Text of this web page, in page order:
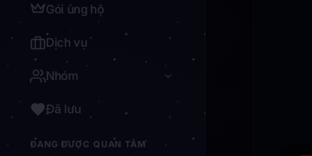
Gói ủng hộ
Dịch vụ
Nhóm
Đã lưu
ĐANG ĐƯỢC QUAN TÂM